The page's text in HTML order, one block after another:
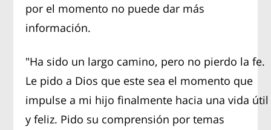
por el momento no puede dar más
información.
"Ha sido un largo camino, pero no pierdo la fe.
Le pido a Dios que este sea el momento que
impulse a mi hijo finalmente hacia una vida útil
y feliz. Pido su comprensión por temas